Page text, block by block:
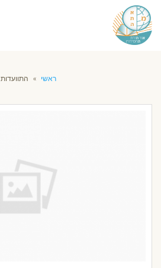
ראשי » התוועדות